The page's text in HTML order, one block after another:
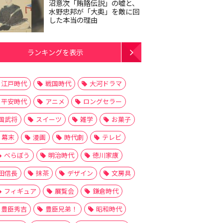
沼意次「賄賂伝説」の嘘と、
水野忠邦が「大奥」を敵に回
した本当の理由
ランキングを表示
江戸時代 戦国時代
大河ドラマ
平安時代
アニメ
ロングセラー
武将
スイーツ 雑学
お菓子
幕末
漫画 時代劇
テレビ
べらぼう
明治時代
徳川家康
信長
抹茶 デザイン
文房具
フィギュア
展覧会
鎌倉時代
豊臣秀吉
豊臣兄弟！
昭和時代